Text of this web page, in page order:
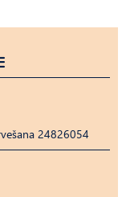
24826054